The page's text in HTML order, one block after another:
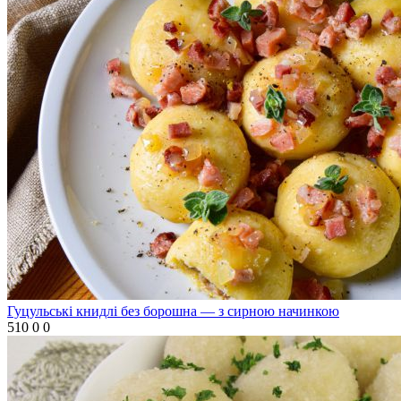
Гуцульські книдлі без борошна — з сирною начинкою
510 0 0